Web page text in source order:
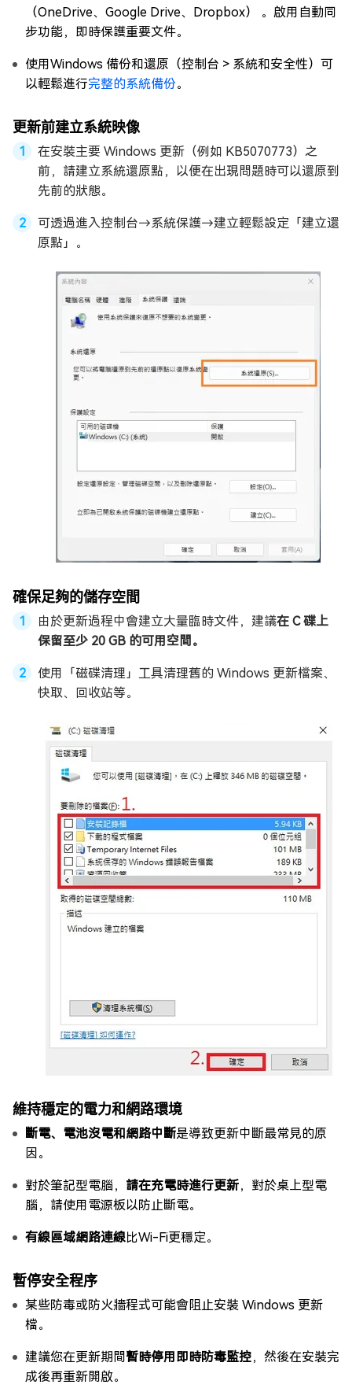
（OneDrive、Google Drive、Dropbox） 。啟用自動同
步功能，即時保護重要文件。
使用Windows 備份和還原（控制台 > 系統和安全性）可
以輕鬆進行完整的系統備份。
更新前建立系統映像
在安裝主要 Windows 更新（例如 KB5070773）之
前，請建立系統還原點，以便在出現問題時可以還原到
先前的狀態。
可透過進入控制台→系統保護→建立輕鬆設定「建立還
原點」。
確保足夠的儲存空間
由於更新過程中會建立大量臨時文件，建議在 C 碟上
保留至少 20 GB 的可用空間。
使用「磁碟清理」工具清理舊的 Windows 更新檔案、
快取、回收站等。
維持穩定的電力和網路環境
斷電、電池沒電和網路中斷是導致更新中斷最常見的原
因。
對於筆記型電腦， 請在充電時進行更新，對於桌上型電
腦，請使用電源板以防止斷電。
有線區域網路連線比Wi-Fi更穩定。
暫停安全程序
某些防毒或防火牆程式可能會阻止安裝 Windows 更新
檔。
建議您在更新期間暫時停用即時防毒監控，然後在安裝完
成後再重新開啟。